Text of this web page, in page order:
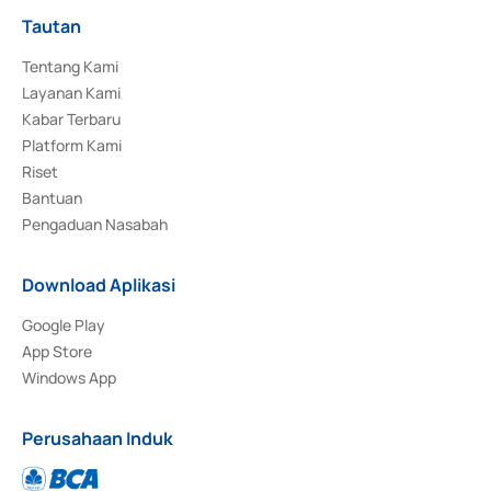
Tautan
Tentang Kami
Layanan Kami
Kabar Terbaru
Platform Kami
Riset
Bantuan
Pengaduan Nasabah
Download Aplikasi
Google Play
App Store
Windows App
Perusahaan Induk